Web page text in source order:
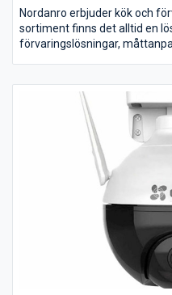
Nordanro erbjuder kök och
sortiment finns det alltid en
förvaringslösningar,
oändliga. Vi erbjuder tre olika
förutsättningar och behov
köksinredare hittar du en unik